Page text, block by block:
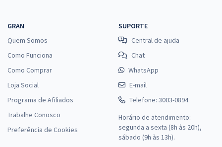
GRAN
Quem Somos
Como Funciona
Como Comprar
Loja Social
Programa de Afiliados
Trabalhe Conosco
Preferência de Cookies
SUPORTE
Central de ajuda
Chat
WhatsApp
E-mail
Telefone: 3003-0894
Horário de atendimento:
segunda a sexta (8h às 20h),
sábado (9h às 13h).